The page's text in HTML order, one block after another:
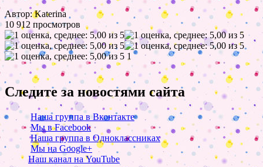
Автор: Katerina
10 912 просмотров
1
Следите за новостями сайта
Наша группа в Вконтакте
Мы в Facebook
Наша группа в Одноклассниках
Мы на Google+
Наш канал на YouTube